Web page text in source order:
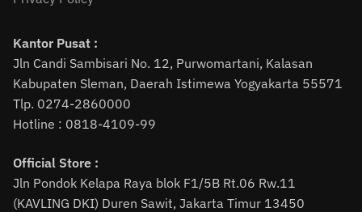
Kantor Pusat :
Jln Candi Sambisari No. 12, Purwomartani, Kalasan
Kabupaten Sleman, Daerah Istimewa Yogyakarta 55571
Tlp. 0274-2860000
Hotline : 0818-4109-99
Official Store :
Jln Pondok Kelapa Raya blok F1/5B Rt.06 Rw.11
(KAVLING DKI) Duren Sawit, Jakarta Timur 13450